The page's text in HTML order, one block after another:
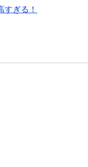
すぎる！